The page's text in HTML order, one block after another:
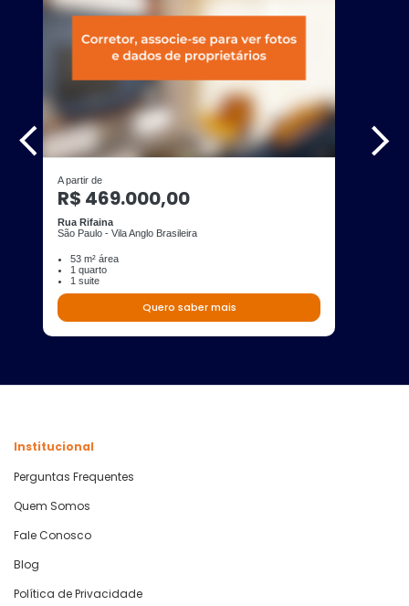
A partir de
R$ 469.000,00
Rua Rifaina
São Paulo - Vila Anglo Brasileira
53 m² área
1 quarto
1 suite
Quero saber mais
Institucional
Perguntas Frequentes
Quem Somos
Fale Conosco
Blog
Política de Privacidade